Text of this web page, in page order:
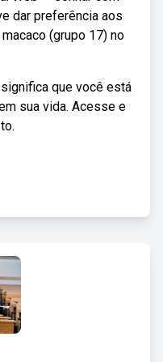
dar preferência aos
(grupo 17) no
que você está
sua vida. Acesse e